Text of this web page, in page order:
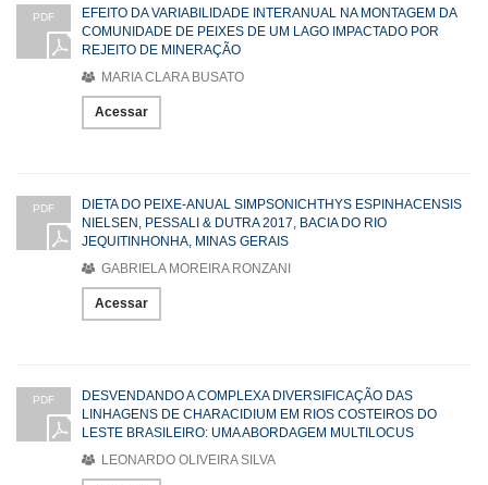
PDF
EFEITO DA VARIABILIDADE INTERANUAL NA MONTAGEM DA
COMUNIDADE DE PEIXES DE UM LAGO IMPACTADO POR
REJEITO DE MINERAÇÃO
MARIA CLARA BUSATO
Acessar
PDF
DIETA DO PEIXE-ANUAL SIMPSONICHTHYS ESPINHACENSIS
NIELSEN, PESSALI & DUTRA 2017, BACIA DO RIO
JEQUITINHONHA, MINAS GERAIS
GABRIELA MOREIRA RONZANI
Acessar
PDF
DESVENDANDO A COMPLEXA DIVERSIFICAÇÃO DAS
LINHAGENS DE CHARACIDIUM EM RIOS COSTEIROS DO
LESTE BRASILEIRO: UMA ABORDAGEM MULTILOCUS
LEONARDO OLIVEIRA SILVA